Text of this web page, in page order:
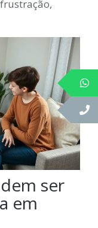
ser
em